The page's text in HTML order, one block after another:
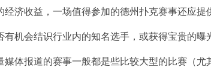
经济收益，一场值得参加的德州扑克赛事还应提
有机会结识行业内的知名选手，或获得宝贵的曝
媒体报道的赛事一般都是些比较大型的比赛（